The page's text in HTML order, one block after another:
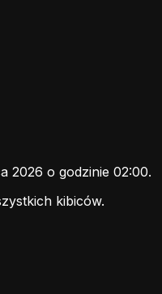
2026 o godzinie 02:00.
kibiców.